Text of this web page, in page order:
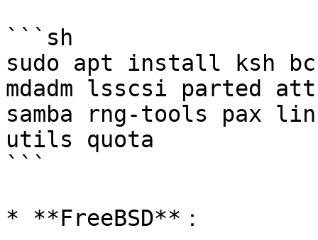
```sh
sudo apt install ksh
mdadm lsscsi parted
samba rng-tools pax
utils quota
```
* **FreeBSD**：